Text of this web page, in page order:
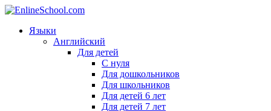
Языки
Английский
Для детей
С нуля
Для дошкольников
Для школьников
Для детей 6 лет
Для детей 7 лет